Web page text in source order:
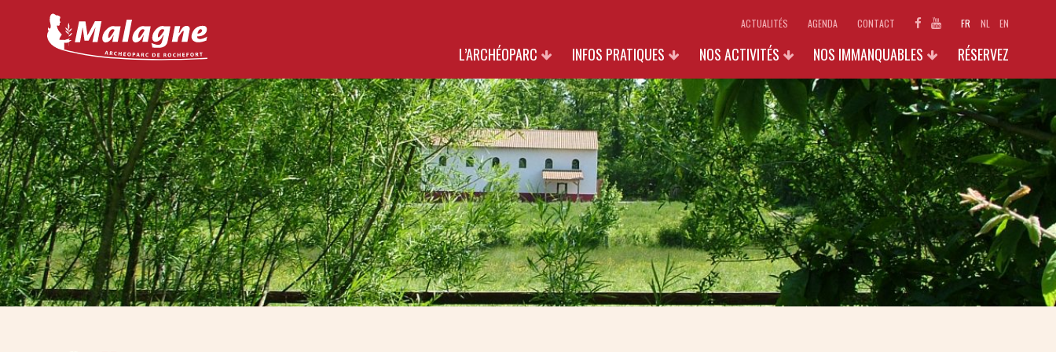
L’ARCHÉOPARC
PATRIMOINE
NATURE
CULTURE
PARTENAIRES
SOUTIENS
INFOS PRATIQUES
TARIFS
HORAIRES & ACCÈS
INFOS GROUPES
BOUTIQUE
NOUS REJOINDRE
NOS ACTIVITÉS
ECOLES
INDIVIDUELS ET FAMILLES
GROUPES (+15 PERS.)
GALLO-STAGES
AUTRES ACTIVITÉS
NOS IMMANQUABLES
1890 : LE CARNET SECRET DE
GODELAINE
EXPOSITIONS 2026
GALERIES PHOTOS
RÉSERVEZ
ACTUALITÉS AGENDA CONTACT FR NL EN